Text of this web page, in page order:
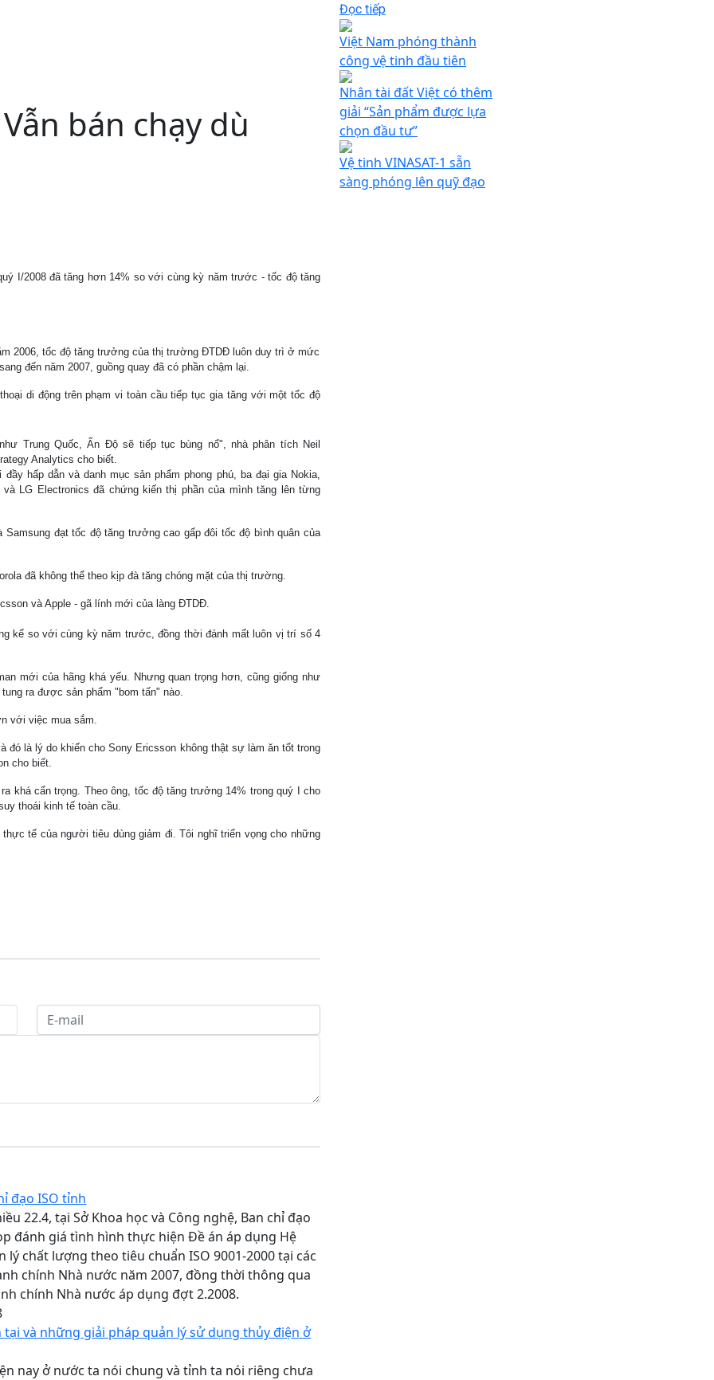
bán chạy dù
I/2008 đã tăng hơn 14% so với cùng kỳ năm trước - tốc độ tăng
2006, tốc độ tăng trưởng của thị trường ĐTDĐ luôn duy trì ở mức
đến năm 2007, guồng quay đã có phần chậm lại.
di động trên phạm vi toàn cầu tiếp tục gia tăng với một tốc độ
Trung Quốc, Ấn Độ sẽ tiếp tục bùng nổ", nhà phân tích Neil
Analytics cho biết.
hấp dẫn và danh mục sản phẩm phong phú, ba đại gia Nokia,
và LG Electronics đã chứng kiến thị phần của mình tăng lên từng
đạt tốc độ tăng trưởng cao gấp đôi tốc độ bình quân của
đã không thể theo kịp đà tăng chóng mặt của thị trường.
và Apple - gã lính mới của làng ĐTDĐ.
kể so với cùng kỳ năm trước, đồng thời đánh mất luôn vị trí số 4
mới của hãng khá yếu. Nhưng quan trọng hơn, cũng giống như
ra được sản phẩm "bom tấn" nào.
với việc mua sắm.
đó là lý do khiến cho Sony Ericsson không thật sự làm ăn tốt trong
cho biết.
khá cẩn trọng. Theo ông, tốc độ tăng trưởng 14% trong quý I cho
thoái kinh tế toàn cầu.
tế của người tiêu dùng giảm đi. Tôi nghĩ triển vọng cho những
đạo ISO tỉnh
22.4, tại Sở Khoa học và Công nghệ, Ban chỉ đạo
đánh giá tình hình thực hiện Đề án áp dụng Hệ
lý chất lượng theo tiêu chuẩn ISO 9001-2000 tại các
chính Nhà nước năm 2007, đồng thời thông qua
chính Nhà nước áp dụng đợt 2.2008.
và những giải pháp quản lý sử dụng thủy điện ở
nay ở nước ta nói chung và tỉnh ta nói riêng chưa
Đọc tiếp
Việt Nam phóng thành
công vệ tinh đầu tiên
Nhân tài đất Việt có thêm
giải “Sản phẩm được lựa
chọn đầu tư”
Vệ tinh VINASAT-1 sẵn
sàng phóng lên quỹ đạo